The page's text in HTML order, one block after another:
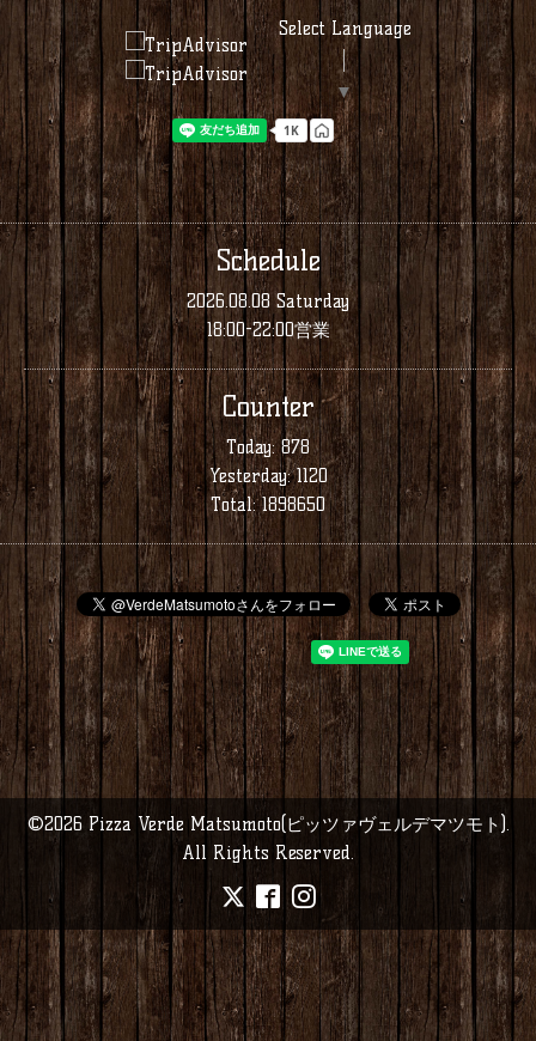
Select Language
▼
Schedule
2026.08.08 Saturday
18:00-22:00営業
Counter
Today:878
Yesterday:1120
Total:1898650
©2026 Pizza Verde Matsumoto(ピッツァヴェルデマツモト).
All Rights Reserved.